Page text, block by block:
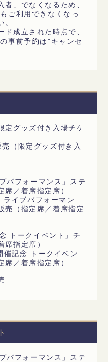
者」でなくなるため、
ご利用できなくなっ
。
ド成立された時点で、
事前予約は"キャンセ
定グッズ付き入場チケ
（限定グッズ付き入
パフォーマンス」ステ
席／着席指定席）
イブパフォーマン
売（指定席／着席指定
トークイベント」チ
席指定席）
催記念 トークイベン
席／着席指定席）
パフォーマンス」ステ